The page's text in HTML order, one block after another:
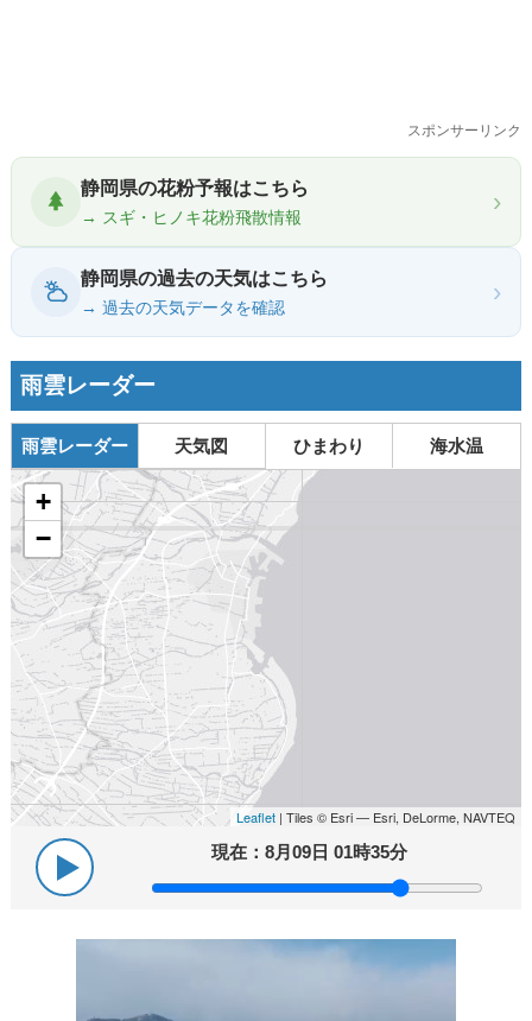
スポンサーリンク
静岡県の花粉予報はこちら
→ スギ・ヒノキ花粉飛散情報
›
静岡県の過去の天気はこちら
→ 過去の天気データを確認
›
雨雲レーダー
雨雲レーダー 天気図 ひまわり 海水温
+
−
Leaflet | Tiles © Esri — Esri, DeLorme, NAVTEQ
現在：8月09日 01時35分